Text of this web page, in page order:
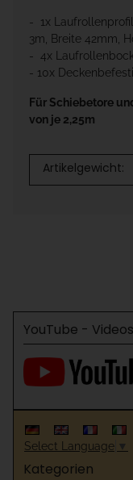
- 1x
3m, Breite 42mm,
- 4x
- 10x
Für Schiebetore
von je 2,25m
Artikelgewicht:
YouTube -
Select Language ▼
Kategorien